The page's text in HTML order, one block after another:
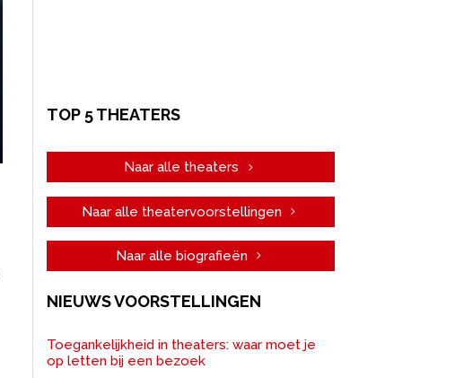
TOP 5 THEATERS
Naar alle theaters
Naar alle theatervoorstellingen
Naar alle biografieën
NIEUWS VOORSTELLINGEN
Toegankelijkheid in theaters: waar moet je
op letten bij een bezoek